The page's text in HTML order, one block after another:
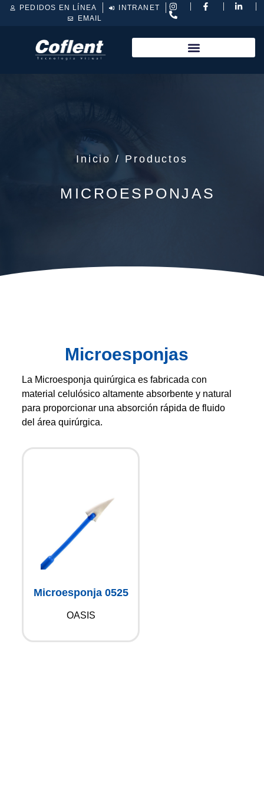
PEDIDOS EN LÍNEA
INTRANET
EMAIL
Inicio / Productos
MICROESPONJAS
Microesponjas
La Microesponja quirúrgica es fabricada con
material celulósico altamente absorbente y natural
para proporcionar una absorción rápida de fluido
del área quirúrgica.
Microesponja 0525
OASIS